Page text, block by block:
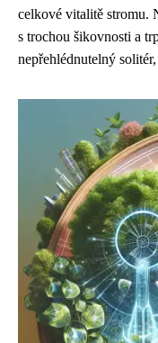
celkové vitalitě stromu.
s trochou šikovnosti a
nepřehlédnutelný